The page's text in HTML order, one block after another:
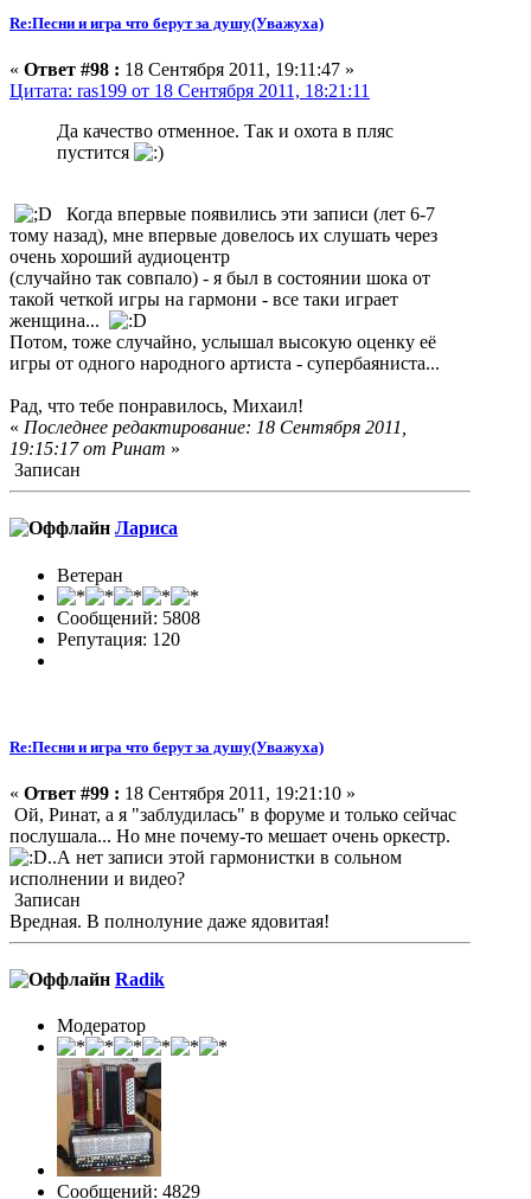
Re:Песни и игра что берут за душу(Уважуха)
« Ответ #98 : 18 Сентября 2011, 19:11:47 »
Цитата: ras199 от 18 Сентября 2011, 18:21:11
Да качество отменное. Так и охота в пляс
пустится
Когда впервые появились эти записи (лет 6-7
тому назад), мне впервые довелось их слушать через
очень хороший аудиоцентр
(случайно так совпало) - я был в состоянии шока от
такой четкой игры на гармони - все таки играет
женщина...
Потом, тоже случайно, услышал высокую оценку её
игры от одного народного артиста - супербаяниста...
Рад, что тебе понравилось, Михаил!
« Последнее редактирование: 18 Сентября 2011,
19:15:17 от Ринат »
Записан
Лариса
Ветеран
Сообщений: 5808
Репутация: 120
Re:Песни и игра что берут за душу(Уважуха)
« Ответ #99 : 18 Сентября 2011, 19:21:10 »
Ой, Ринат, а я "заблудилась" в форуме и только сейчас
послушала... Но мне почему-то мешает очень оркестр.
..А нет записи этой гармонистки в сольном
исполнении и видео?
Записан
Вредная. В полнолуние даже ядовитая!
Radik
Модератор
Сообщений: 4829